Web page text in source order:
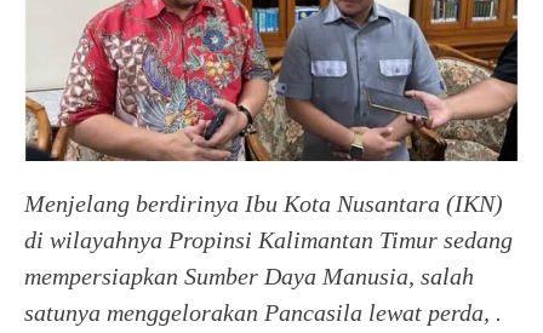
Menjelang berdirinya Ibu Kota Nusantara (IKN)
di wilayahnya Propinsi Kalimantan Timur sedang
mempersiapkan Sumber Daya Manusia, salah
satunya menggelorakan Pancasila lewat perda, .